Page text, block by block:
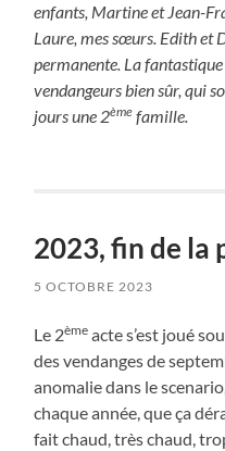
enfants, Martine et Jean-
Laure, mes sœurs. Edith et
permanente. La
vendangeurs bien sûr, qui
jours une 2ème famille.
2023, fin de la
5 OCTOBRE 2023
Le 2ème acte s’est joué
des vendanges de
anomalie dans le
chaque année, que ça
fait chaud, très chaud,